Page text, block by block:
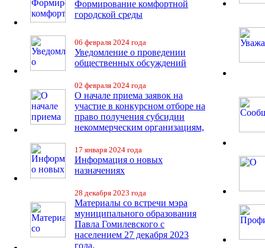
Формирование комфортной
городской среды
06 февраля 2024 года
Уведомление о проведении
общественных обсуждений
02 февраля 2024 года
О начале приема заявок на
участие в конкурсном отборе на
право получения субсидии
некоммерческим организациям,
17 января 2024 года
Информация о новых
назначениях
28 декабря 2023 года
Материалы со встречи мэра
муниципального образования
Павла Гомилевского с
населением 27 декабря 2023
года.